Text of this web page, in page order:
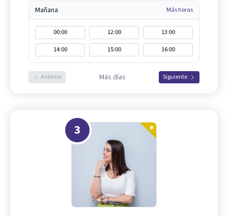
Mañana Más horas
00:00 12:00
13:00
14:00
15:00 16:00
Anterior Más días Siguiente
3